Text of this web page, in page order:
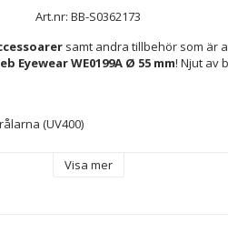
Art.nr: BB-S0362173
samt andra tillbehör som är
Eyewear WE0199A Ø 55 mm! Njut av
(UV400)
Visa mer